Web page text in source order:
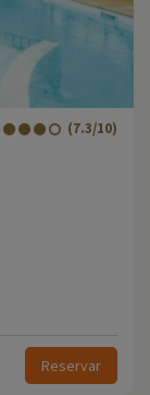
(7.3/10)
Reservar